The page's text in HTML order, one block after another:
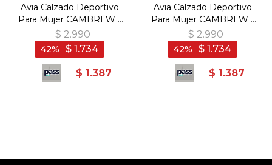
Avia Calzado Deportivo
Para Mujer CAMBRI W -
WHITE/LILAC/PINK -
Blanco-Lila
$ 2.990
$ 1.734
42
$ 1.387
Avia Calzado Deportivo
Para Mujer CAMBRI W -
WHITE/PINK/MINT -
Blanco-Rosado
$ 2.990
$ 1.734
42
$ 1.387